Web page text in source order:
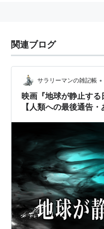
1969年から、BBCで放送
イソン」のためにモンテ
の世界のコメディに大き
また、ＴＶシリーズ「フ
して主演するなど個人
ヒット作、「ワンダとダ
も担当してアカデミー脚
1968年にアメリカで知り
ォルティ・タワーズ」
に離婚。
関連ブログ
サラリーマンの雑記帳 •
映画『地球が静止す
【人類への最後通告